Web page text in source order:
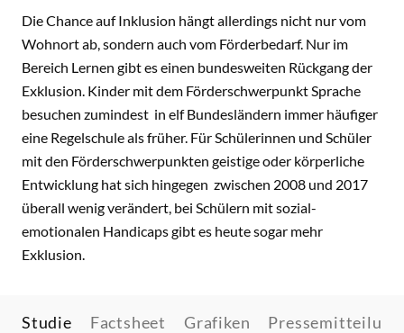
Die Chance auf Inklusion hängt allerdings nicht nur vom
Wohnort ab, sondern auch vom Förderbedarf. Nur im
Bereich Lernen gibt es einen bundesweiten Rückgang der
Exklusion. Kinder mit dem Förderschwerpunkt Sprache
besuchen zumindest in elf Bundesländern immer häufiger
eine Regelschule als früher. Für Schülerinnen und Schüler
mit den Förderschwerpunkten geistige oder körperliche
Entwicklung hat sich hingegen zwischen 2008 und 2017
überall wenig verändert, bei Schülern mit sozial-
emotionalen Handicaps gibt es heute sogar mehr
Exklusion.
Studie Factsheet Grafiken Pressemitteilung